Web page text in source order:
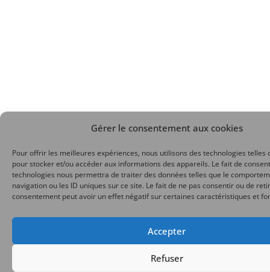
Gérer le consentement aux cookies
Pour offrir les meilleures expériences, nous utilisons des technologies telles
pour stocker et/ou accéder aux informations des appareils. Le fait de
technologies nous permettra de traiter des données telles que le
navigation ou les ID uniques sur ce site. Le fait de ne pas consentir ou de
consentement peut avoir un effet négatif sur certaines caractéristiques et
Accepter
Refuser